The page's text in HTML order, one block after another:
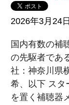
2026年3月24
国内有数の補
の先駆者であ
社：神奈川県
希、以下 スタ
を置く補聴器